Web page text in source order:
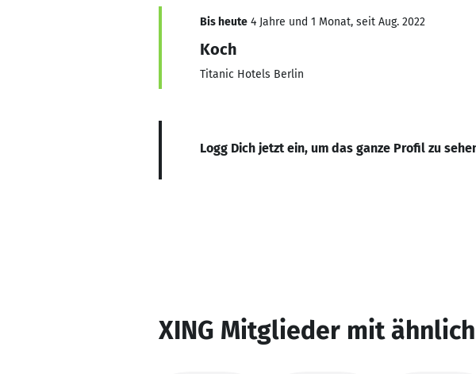
Bis heute 4 Jahre und 1 Monat, seit Aug. 2022
Koch
Titanic Hotels Berlin
Logg Dich jetzt ein, um das ganze Profil zu
XING Mitglieder mit